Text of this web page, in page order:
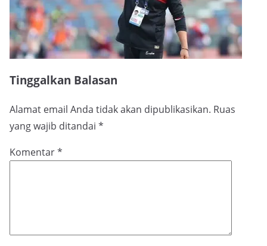
Tinggalkan Balasan
Alamat email Anda tidak akan dipublikasikan. Ruas
yang wajib ditandai *
Komentar*